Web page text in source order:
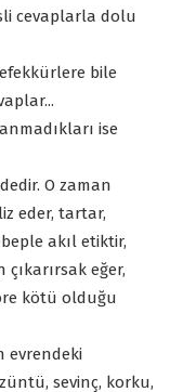
cevaplarla dolu
bile
ise
O zaman
eder, tartar,
akıl etiktir,
eğer,
kötü olduğu
evrendeki
sevinç, korku,